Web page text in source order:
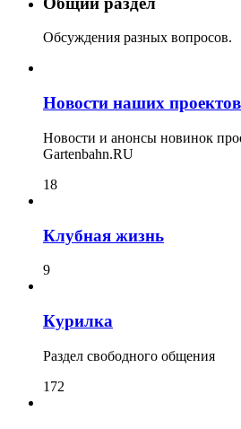
Обсуждения разных вопросов.
Новости наших проектов
Новости и анонсы новинок
Gartenbahn.RU
18
Клубная жизнь
9
Курилка
Раздел свободного общения
172